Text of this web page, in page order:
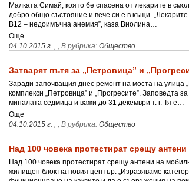
Малката Симай, която бе спасена от лекарите в
добро общо състояние и вече си е в къщи.
В12 – недоимъчна анемия”, каза Виолина…
04.10.2015 г. , , В рубрика: Общество
Още
Затварят пътя за „Петровица” и
Заради започващия днес ремонт на моста на улица
комплекси „Петровица” и „Прогресите”. Заповедта
миналата седмица и важи до 31 декември т. г. Тя е…
04.10.2015 г. , , В рубрика: Общество
Още
Над 100 човека протестират срещу
Над 100 човека протестират срещу антени на
жилищен блок на новия център. „Изразяваме